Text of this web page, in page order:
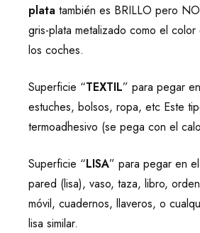
plata también es BRILLO pero
gris-plata metalizado como el
los coches.
Superficie “TEXTIL” para pegar
estuches, bolsos, ropa, etc Este
termoadhesivo (se pega con el
Superficie “LISA” para pegar en
pared (lisa), vaso, taza, libro,
móvil, cuadernos, llaveros, o
lisa similar.